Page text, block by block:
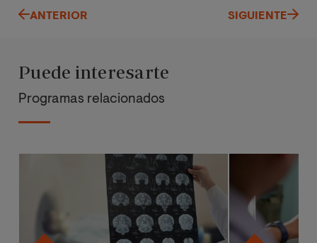
ANTERIOR SIGUIENTE
Puede interesarte
Programas relacionados